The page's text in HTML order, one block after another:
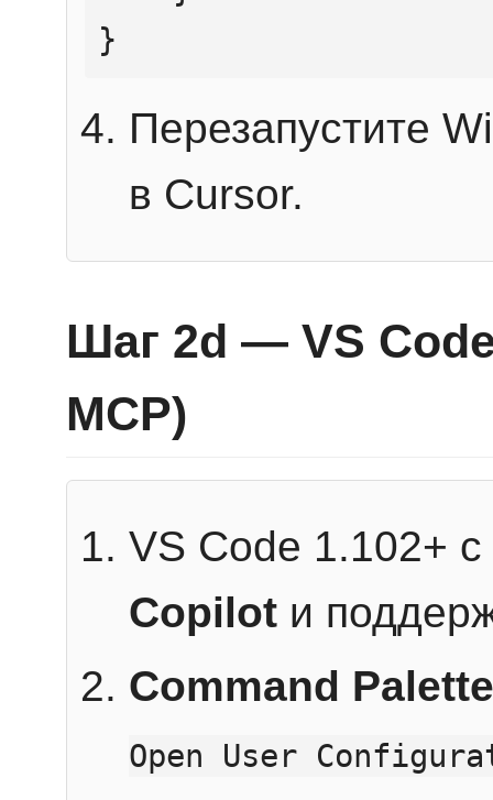
}
Перезапустите
в Cursor.
Шаг 2d — VS
MCP)
VS Code 1.102+
Copilot и
Command Palette
Open User